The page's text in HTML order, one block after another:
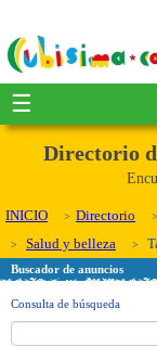
☰
Directorio
INICIO Directorio
Salud y belleza
Buscador de anuncios
Consulta de búsqueda